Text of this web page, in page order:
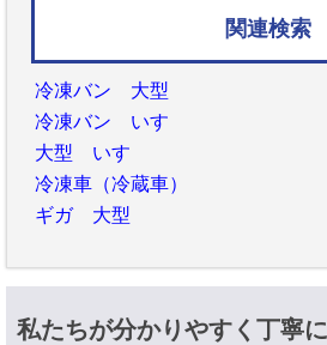
関連検索
冷凍バン 大型
冷凍バン いすゞ
大型 いすゞ
冷凍車（冷蔵車）
ギガ 大型
私たちが分かりやすく丁寧